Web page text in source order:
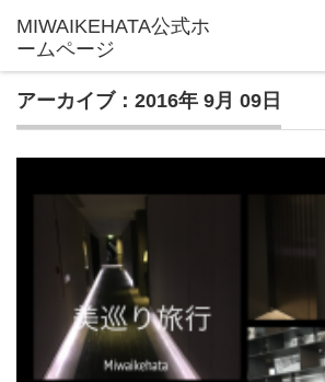
アーカイブ：2016年 9月 09日